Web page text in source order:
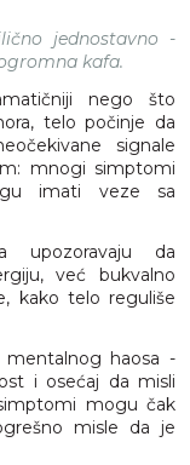
jednostavno -
kafa.
nego što
telo počinje da
signale
mnogi simptomi
imati veze sa
upozoravaju da
već bukvalno
kako telo reguliše
mentalnog haosa -
i osećaj da misli
mogu čak
misle da je